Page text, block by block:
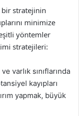
bir stratejinin
minimize
yöntemler
stratejileri:
varlık sınıflarında
kayıpları
yapmak, büyük